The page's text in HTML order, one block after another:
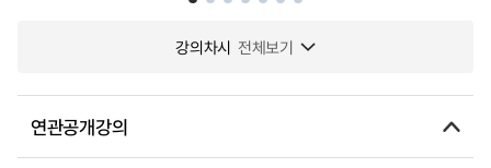
강의차시 전체보기
연관공개강의